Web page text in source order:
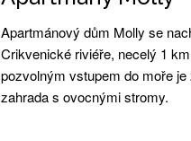
Apartmánový dům Molly se
Crikvenické riviéře, necelý 1
pozvolným vstupem do moře
zahrada s ovocnými stromy.